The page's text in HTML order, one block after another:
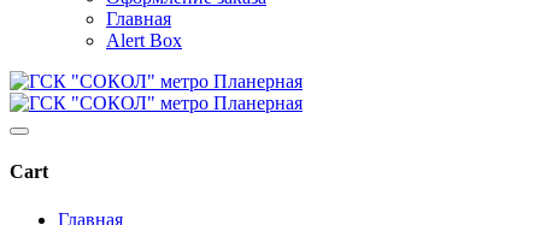
Главная
Alert Box
Cart
Главная